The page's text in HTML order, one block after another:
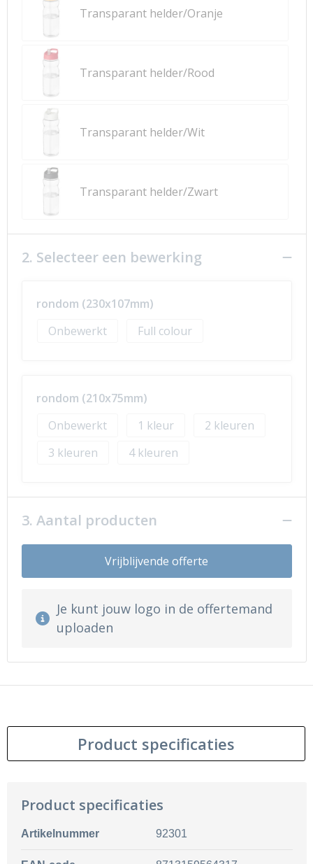
Transparant helder/Oranje
Transparant helder/Rood
Transparant helder/Wit
Transparant helder/Zwart
2. Selecteer een bewerking
rondom (230x107mm)
Onbewerkt
Full colour
rondom (210x75mm)
Onbewerkt
1
2
3
4
3. Aantal producten
Vrijblijvende offerte
Je kunt jouw logo in de offertemand
uploaden
Product specificaties
Product specificaties
Artikelnummer 92301